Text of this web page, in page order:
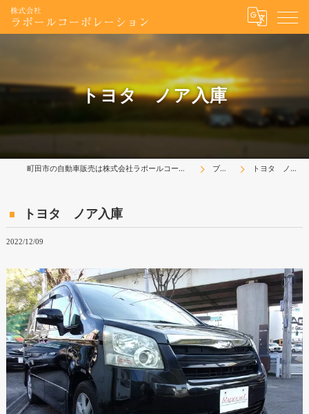
トヨタ ノア入庫
町田市の自動車販売は株式会社ラポールコーポレーション ブログ トヨタ ノア入庫
トヨタ ノア入庫
2022/12/09